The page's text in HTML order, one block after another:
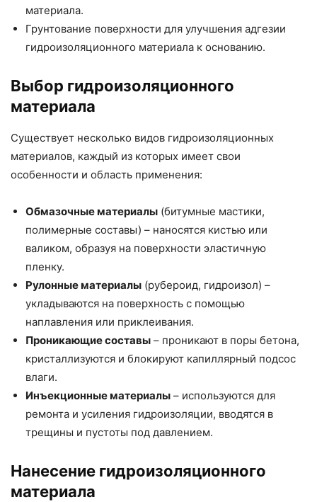
материала.
Грунтование поверхности для улучшения адгезии
гидроизоляционного материала к основанию.
Выбор гидроизоляционного
материала
Существует несколько видов гидроизоляционных
материалов, каждый из которых имеет свои
особенности и область применения:
Обмазочные материалы (битумные мастики,
полимерные составы) – наносятся кистью или
валиком, образуя на поверхности эластичную
пленку.
Рулонные материалы (рубероид, гидроизол) –
укладываются на поверхность с помощью
наплавления или приклеивания.
Проникающие составы – проникают в поры бетона,
кристаллизуются и блокируют капиллярный подсос
влаги.
Инъекционные материалы – используются для
ремонта и усиления гидроизоляции, вводятся в
трещины и пустоты под давлением.
Нанесение гидроизоляционного
материала